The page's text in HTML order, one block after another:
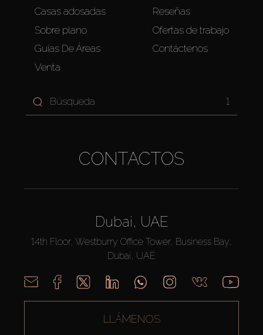
Casas adosadas
Sobre plano
Guías De Áreas
Venta
Reseñas
Ofertas de trabajo
Contáctenos
1
CONTACTOS
Dubai, UAE
14th Floor, Westburry Office Tower, Business Bay,
Dubai, UAE
LLÁMENOS